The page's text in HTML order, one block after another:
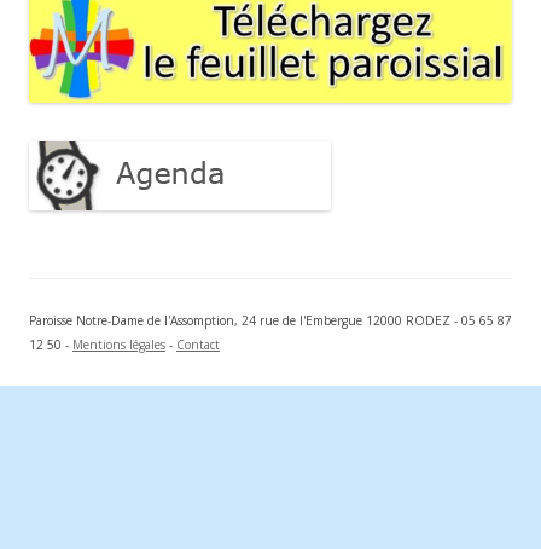
Paroisse Notre-Dame de l'Assomption, 24 rue de l'Embergue 12000 RODEZ - 05 65 87
12 50 - Mentions légales - Contact